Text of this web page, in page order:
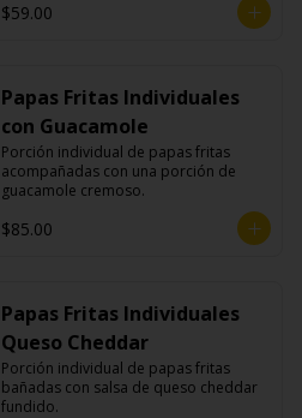
$59.00
Papas Fritas Individuales
con Guacamole
Porción individual de papas fritas
acompañadas con una porción de
guacamole cremoso.
$85.00
Papas Fritas Individuales
Queso Cheddar
Porción individual de papas fritas
bañadas con salsa de queso cheddar
fundido.